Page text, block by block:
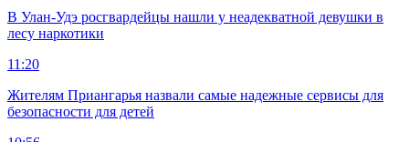
В Улан-Удэ росгвардейцы нашли у неадекватной девушки в
лесу наркотики
11:20
Жителям Приангарья назвали самые надежные сервисы для
безопасности для детей